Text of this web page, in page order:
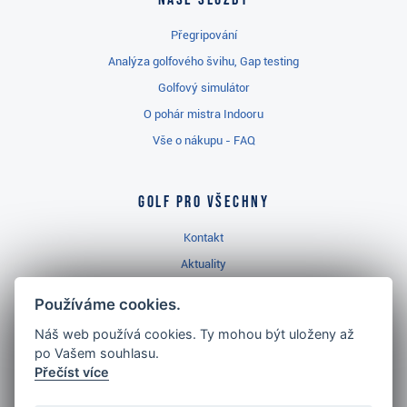
Přegripování
Analýza golfového švihu, Gap testing
Golfový simulátor
O pohár mistra Indooru
Vše o nákupu - FAQ
Golf pro všechny
Kontakt
Aktuality
Golfový slovník
Používáme cookies.
Náš web používá cookies. Ty mohou být uloženy až
po Vašem souhlasu.
Přečíst více